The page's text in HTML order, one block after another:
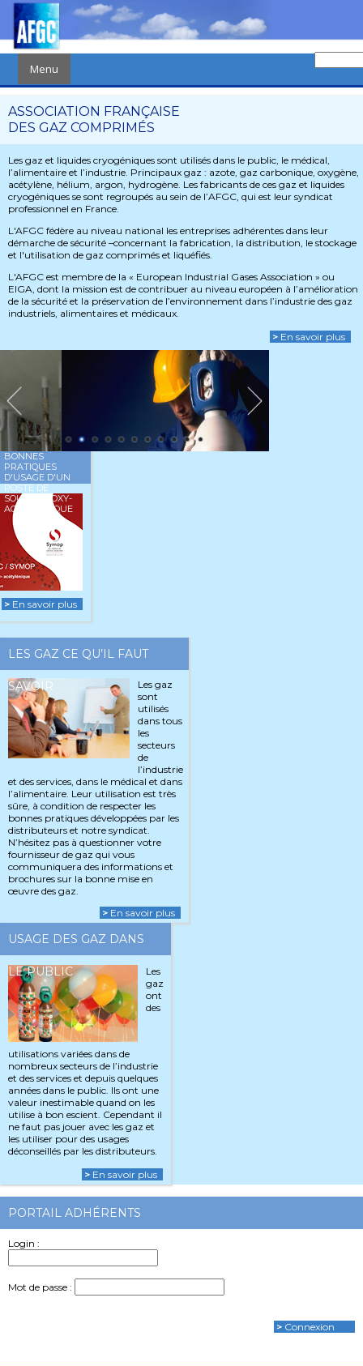
Menu
ASSOCIATION FRANÇAISE
DES GAZ COMPRIMÉS
Les gaz et liquides cryogéniques sont utilisés dans le public, le médical,
l’alimentaire et l’industrie. Principaux gaz : azote, gaz carbonique, oxygène,
acétylène, hélium, argon, hydrogène. Les fabricants de ces gaz et liquides
cryogéniques se sont regroupés au sein de l’AFGC, qui est leur syndicat
professionnel en France.
L'AFGC fédère au niveau national les entreprises adhérentes dans leur
démarche de sécurité –concernant la fabrication, la distribution, le stockage
et l'utilisation de gaz comprimés et liquéfiés.
L'AFGC est membre de la « European Industrial Gases Association » ou
EIGA, dont la mission est de contribuer au niveau européen à l’amélioration
de la sécurité et la préservation de l’environnement dans l’industrie des gaz
industriels, alimentaires et médicaux.
> En savoir plus
BONNES
PRATIQUES
D'USAGE D'UN
POSTE DE
SOUDAGE OXY-
ACETYLENIQUE
> En savoir plus
LES GAZ CE QU’IL FAUT
SAVOIR
Les gaz
sont
utilisés
dans tous
les
secteurs
de
l’industrie
et des services, dans le médical et dans
l’alimentaire. Leur utilisation est très
sûre, à condition de respecter les
bonnes pratiques développées par les
distributeurs et notre syndicat.
N’hésitez pas à questionner votre
fournisseur de gaz qui vous
communiquera des informations et
brochures sur la bonne mise en
œuvre des gaz.
> En savoir plus
USAGE DES GAZ DANS
LE PUBLIC
Les
gaz
ont
des
utilisations variées dans de
nombreux secteurs de l’industrie
et des services et depuis quelques
années dans le public. Ils ont une
valeur inestimable quand on les
utilise à bon escient. Cependant il
ne faut pas jouer avec les gaz et
les utiliser pour des usages
déconseillés par les distributeurs.
> En savoir plus
PORTAIL ADHÉRENTS
Login :
Mot de passe :
> Connexion